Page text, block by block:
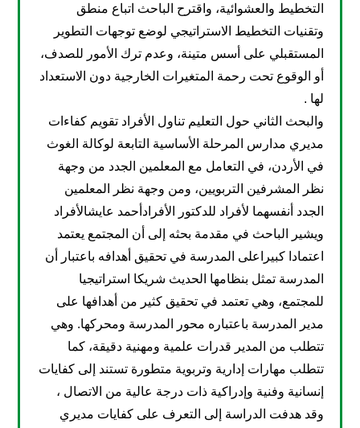
التخطيط والعشوائية، واقترح الباحث اتباع منطق
وتقنيات التخطيط الاستراتيجي لوضع توجهات التطوير
المستقبلي على أسس متينة، وعدم ترك الأمور للصدف،
أو الوقوع تحت رحمة المتغيرات الخارجية دون الاستعداد
لها .
والبحث الثاني حول التعليم تناول الأفراد تقويم كفاءات
مديري مدارس المرحلة الأساسية التابعة لوكالة الغوث
في الأردن، في التعامل مع المعلمين الجدد من وجهة
نظر المشرفين التربويين، ومن وجهة نظر المعلمين
الجدد أنفسهما لأفراد للدكتور الأفرادأحمد عايشالأفراد
ويشير الباحث في مقدمة بحثه إلى أن المجتمع يعتمد
اعتمادا كبيراعلى المدرسة في تحقيق أهدافه باعتبار أن
المدرسة تمثل بنظامها الحديث شريكا استراتيجيا
للمجتمع، وهي تعتمد في تحقيق كثير من أهدافها على
مدير المدرسة باعتباره محور المدرسة ومحركها. وهي
تتطلب من المدير قدرات علمية ومهنية دقيقة، كما
تتطلب مهارات إدارية وتربوية متطورة تستند إلى كفايات
إنسانية وفنية وإدراكية ذات درجة عالية من الاتصال ،
وقد هدفت الدراسة إلى التعرف على كفايات مديري